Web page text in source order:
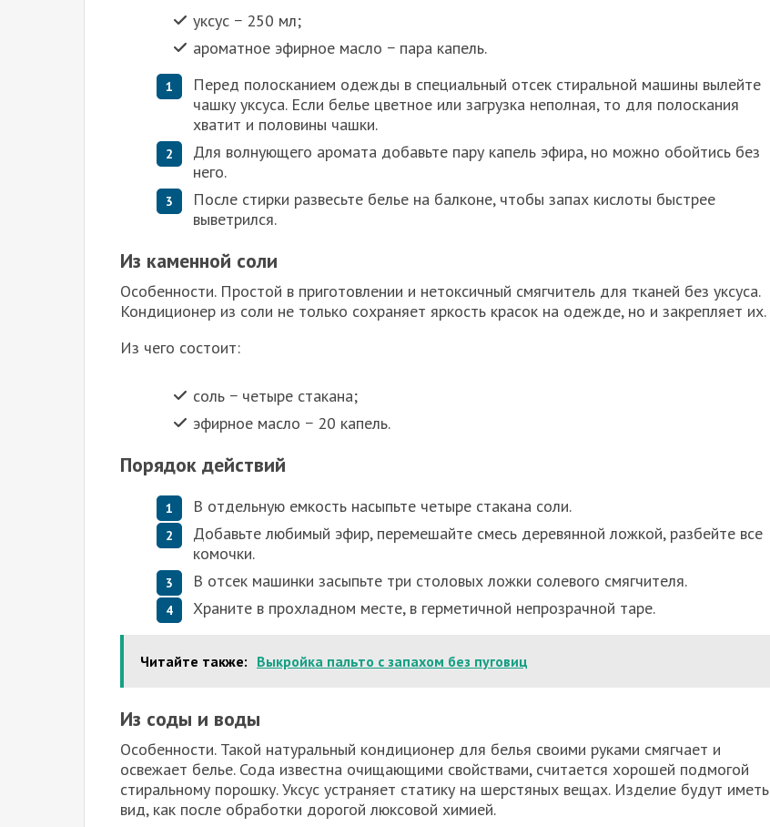
уксус − 250 мл;
ароматное эфирное масло − пара капель.
Перед полосканием одежды в специальный отсек стиральной машины вылейте
чашку уксуса. Если белье цветное или загрузка неполная, то для полоскания
хватит и половины чашки.
Для волнующего аромата добавьте пару капель эфира, но можно обойтись без
него.
После стирки развесьте белье на балконе, чтобы запах кислоты быстрее
выветрился.
Из каменной соли
Особенности. Простой в приготовлении и нетоксичный смягчитель для тканей без уксуса.
Кондиционер из соли не только сохраняет яркость красок на одежде, но и закрепляет их.
Из чего состоит:
соль − четыре стакана;
эфирное масло − 20 капель.
Порядок действий
В отдельную емкость насыпьте четыре стакана соли.
Добавьте любимый эфир, перемешайте смесь деревянной ложкой, разбейте все
комочки.
В отсек машинки засыпьте три столовых ложки солевого смягчителя.
Храните в прохладном месте, в герметичной непрозрачной таре.
Читайте также: Выкройка пальто с запахом без пуговиц
Из соды и воды
Особенности. Такой натуральный кондиционер для белья своими руками смягчает и
освежает белье. Сода известна очищающими свойствами, считается хорошей подмогой
стиральному порошку. Уксус устраняет статику на шерстяных вещах. Изделие будут иметь
вид, как после обработки дорогой люксовой химией.